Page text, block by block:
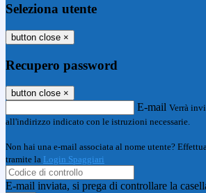
Seleziona utente
button close ×
Recupero password
button close ×
E-mail Verrà
all'indirizzo indicato con le istruzioni necessarie.
Non hai una e-mail associata al nome utente?
tramite la Login Spaggiari
E-mail inviata, si prega di controllare la